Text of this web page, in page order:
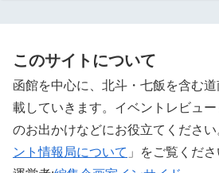
このサイトについて
函館を中心に、北斗・七飯を含む
載していきます。イベントレビュ
のお出かけなどにお役立てください
ント情報局について 」をご覧くださ